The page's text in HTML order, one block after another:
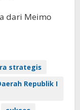
dari Meimo
strategis
Republik I